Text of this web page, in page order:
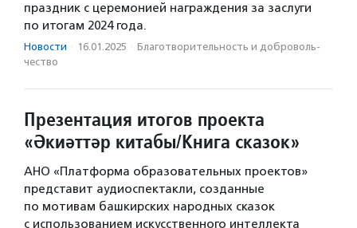
праздник с церемонией награждения за заслуги
по итогам 2024 года.
Новости · 16.01.2025 · Благотвори­тель­ность и доброволь­
чест­во
Презентация итогов проекта
«Әкиәттәр китабы/Книга сказок»
АНО «Платформа образовательных проектов»
представит аудиоспектакли, созданные
по мотивам башкирских народных сказок
с использованием искусственного интеллекта